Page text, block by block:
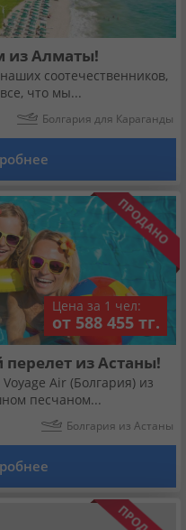
из Алматы!
соотечественников,
что мы...
Болгария для Караганды
Цена за 1 чел:
от 588 455 тг.
из Астаны!
Air (Болгария) из
песчаном...
Болгария из Астаны